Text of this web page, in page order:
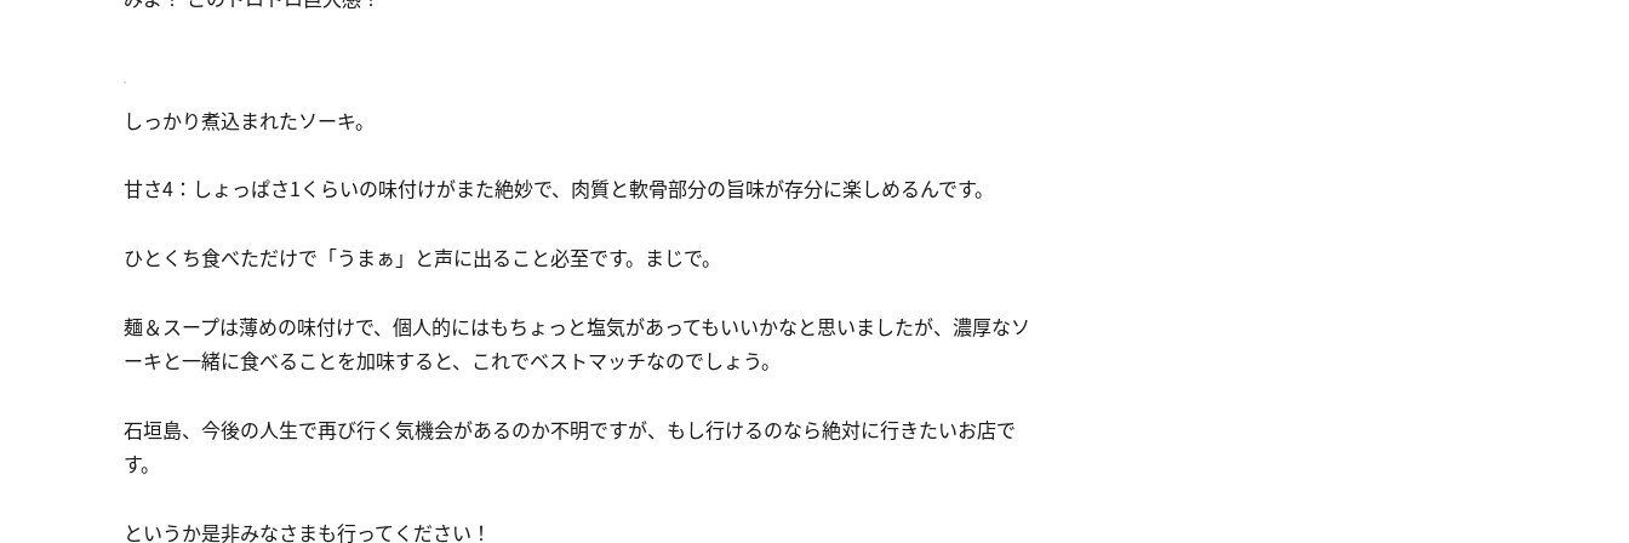
しっかり煮込まれたソーキ。
甘さ4：しょっぱさ1くらいの味付けがまた絶妙で、肉質と軟骨部分の旨味が存分に楽しめるんです。
ひとくち食べただけで「うまぁ」と声に出ること必至です。まじで。
麺＆スープは薄めの味付けで、個人的にはもちょっと塩気があってもいいかなと思いましたが、濃厚なソ
ーキと一緒に食べることを加味すると、これでベストマッチなのでしょう。
石垣島、今後の人生で再び行く気機会があるのか不明ですが、もし行けるのなら絶対に行きたいお店で
す。
というか是非みなさまも行ってください！